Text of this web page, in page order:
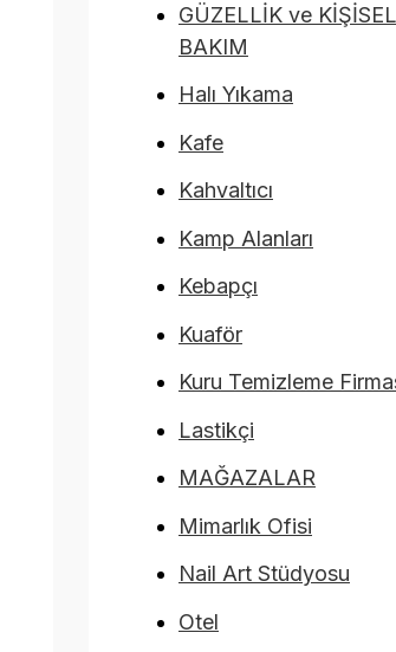
GÜZELLİK ve KİŞİSEL
BAKIM
Halı Yıkama
Kafe
Kahvaltıcı
Kamp Alanları
Kebapçı
Kuaför
Kuru Temizleme
Lastikçi
MAĞAZALAR
Mimarlık Ofisi
Nail Art Stüdyosu
Otel